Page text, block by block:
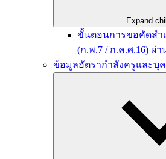
Expand
ขั้นตอนการขอคัดสำ
(ก.พ.7 / ก.ค.ศ.16) ผ่
ข้อมูลอัตรากำลังครูและบุ